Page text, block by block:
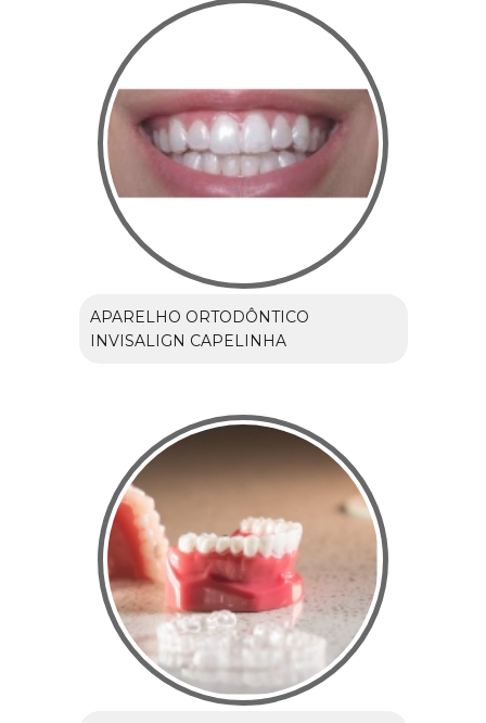
APARELHO ORTODÔNTICO
INVISALIGN CAPELINHA